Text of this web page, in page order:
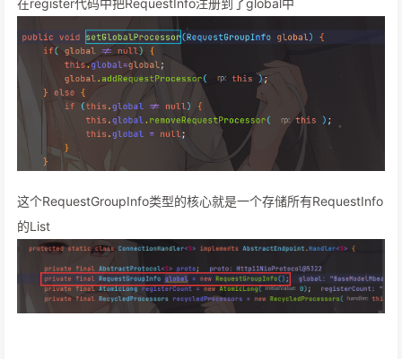
在register代码中把RequestInfo注册到了global中
这个RequestGroupInfo类型的核心就是一个存储所有RequestInfo
的List